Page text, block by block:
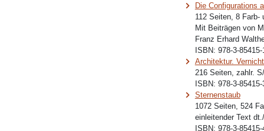
Die Configurations
112 Seiten, 8 Farb-
Mit Beiträgen von
Franz Erhard
ISBN: 978-3-85415-
Architektur.
216 Seiten, zahlr.
ISBN: 978-3-85415-
Sternenstaub
1072 Seiten, 524
einleitender Text
ISBN: 978-3-85415-